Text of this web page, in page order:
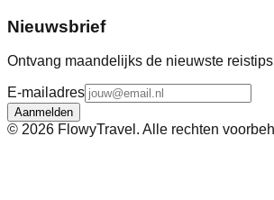
Nieuwsbrief
Ontvang maandelijks de nieuwste
E-mailadres
Aanmelden
© 2026 FlowyTravel. Alle rechten